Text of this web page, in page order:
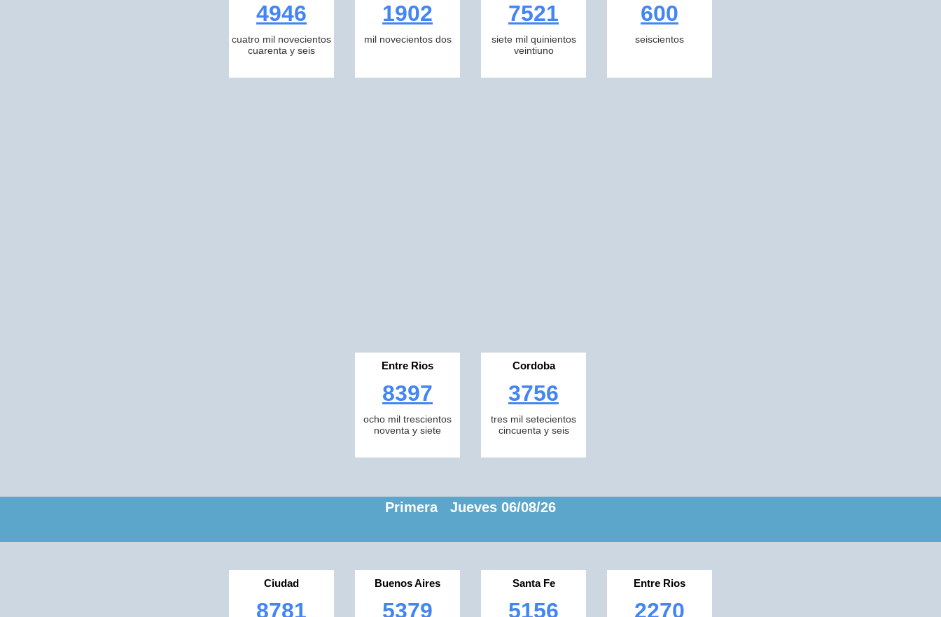
4946
cuatro mil novecientos
cuarenta y seis
1902
mil novecientos dos
7521
siete mil quinientos
veintiuno
600
seiscientos
Entre Rios
8397
ocho mil trescientos
noventa y siete
Cordoba
3756
tres mil setecientos
cincuenta y seis
Primera Jueves 06/08/26
Ciudad
8781
Buenos Aires
5379
Santa Fe
5156
Entre Rios
2270